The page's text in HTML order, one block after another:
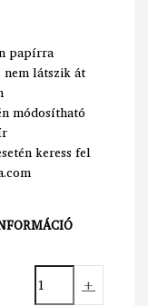
papírra
nem látszik át
módosítható
keress fel
+